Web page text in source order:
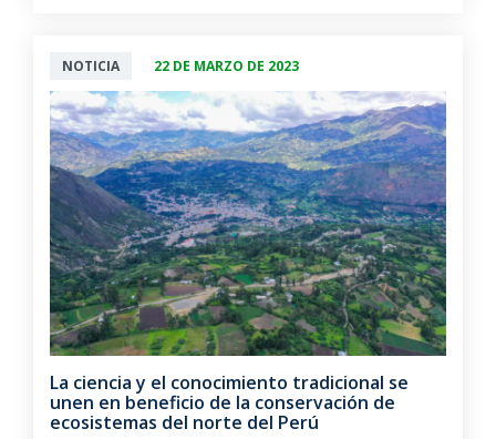
NOTICIA 22 DE MARZO DE 2023
La ciencia y el conocimiento tradicional se
unen en beneficio de la conservación de
ecosistemas del norte del Perú